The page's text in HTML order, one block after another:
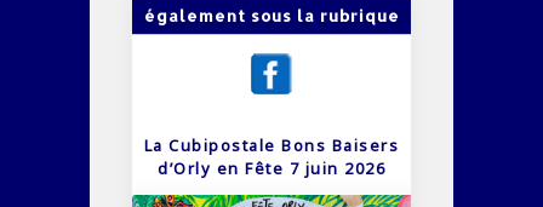
également sous la rubrique
La Cubipostale Bons Baisers
d’Orly en Fête 7 juin 2026